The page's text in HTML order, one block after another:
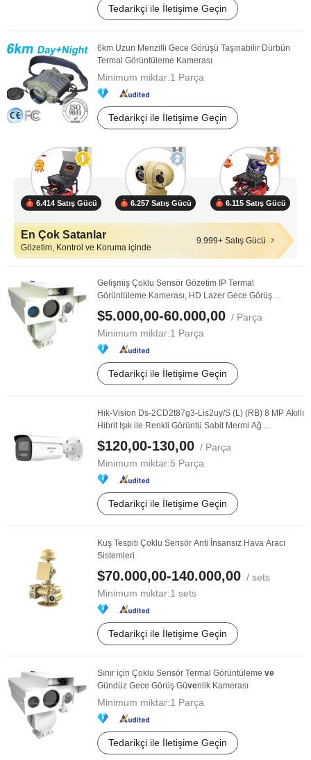
Tedarikçi ile İletişime Geçin
6km Uzun Menzilli Gece Görüşü Taşınabilir Dürbün
Termal Görüntüleme Kamerası
Minimum miktar:1 Parça
Tedarikçi ile İletişime Geçin
6.414 Satış Gücü 6.257 Satış Gücü 6.115 Satış Gücü
En Çok Satanlar
Gözetim, Kontrol ve Koruma içinde
9.999+ Satış Gücü
Gelişmiş Çoklu Sensör Gözetim IP Termal
Görüntüleme Kamerası, HD Lazer Gece Görüş
Kamerası, Lazer ...
$5.000,00-60.000,00 / Parça
Minimum miktar:1 Parça
Tedarikçi ile İletişime Geçin
Hik-Vision Ds-2CD2t87g3-Lis2uy/S (L) (RB) 8 MP Akıllı
Hibrit Işık ile Renkli Görüntü Sabit Mermi Ağ ...
$120,00-130,00 / Parça
Minimum miktar:5 Parça
Tedarikçi ile İletişime Geçin
Kuş Tespiti Çoklu Sensör Anti İnsansız Hava Aracı
Sistemleri
$70.000,00-140.000,00 / sets
Minimum miktar:1 sets
Tedarikçi ile İletişime Geçin
Sınır için Çoklu Sensör Termal Görüntüleme ve
Gündüz Gece Görüş Güvenlik Kamerası
Minimum miktar:1 Parça
Tedarikçi ile İletişime Geçin